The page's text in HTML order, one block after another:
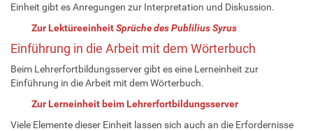
Einheit gibt es Anregungen zur Interpretation und Diskussion.
Zur LektüreeinheitSprüche des Publilius Syrus
Einführung in die Arbeit mit dem Wörterbuch
Beim Lehrerfortbildungsserver gibt es eine Lerneinheit zur
Einführung in die Arbeit mit dem Wörterbuch.
Zur Lerneinheit beim Lehrerfortbildungsserver
Viele Elemente dieser Einheit lassen sich auch an die Erfordernisse